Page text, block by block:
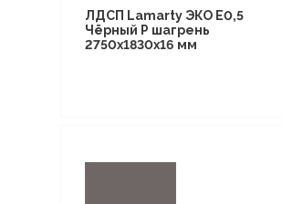
ЛДСП Lamarty ЭКО E0,5
Чёрный P шагрень
2750х1830х16 мм